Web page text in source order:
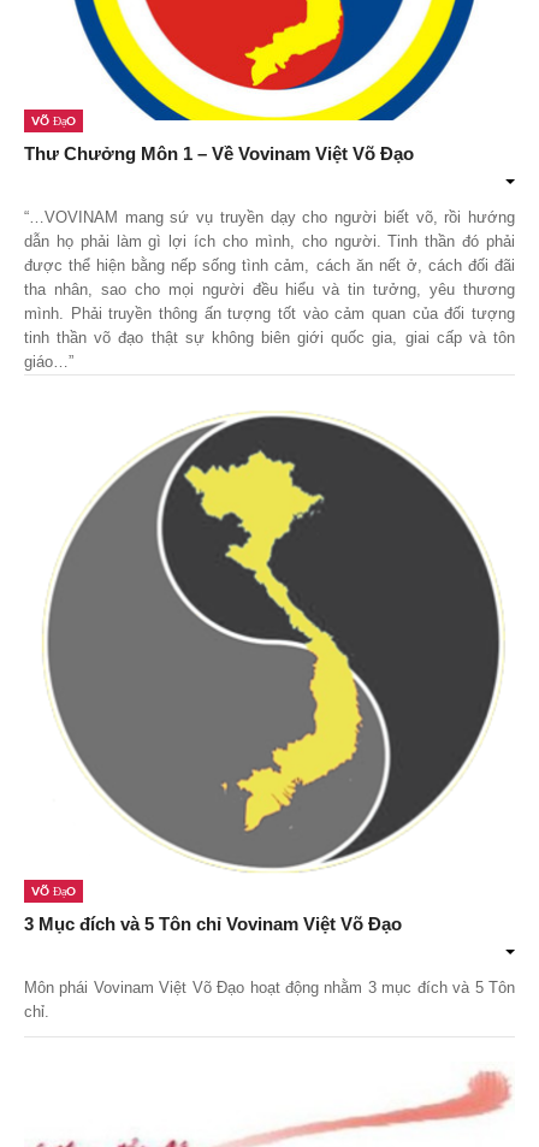
Võ Đạo
Thư Chưởng Môn 1 – Về Vovinam Việt Võ Đạo
“…VOVINAM mang sứ vụ truyền dạy cho người biết võ, rồi hướng
dẫn họ phải làm gì lợi ích cho mình, cho người. Tinh thần đó phải
được thể hiện bằng nếp sống tình cảm, cách ăn nết ở, cách đối đãi
tha nhân, sao cho mọi người đều hiểu và tin tưởng, yêu thương
mình. Phải truyền thông ấn tượng tốt vào cảm quan của đối tượng
tinh thần võ đạo thật sự không biên giới quốc gia, giai cấp và tôn
giáo…”
Võ Đạo
3 Mục đích và 5 Tôn chỉ Vovinam Việt Võ Đạo
Môn phái Vovinam Việt Võ Đạo hoạt động nhằm 3 mục đích và 5 Tôn
chỉ.